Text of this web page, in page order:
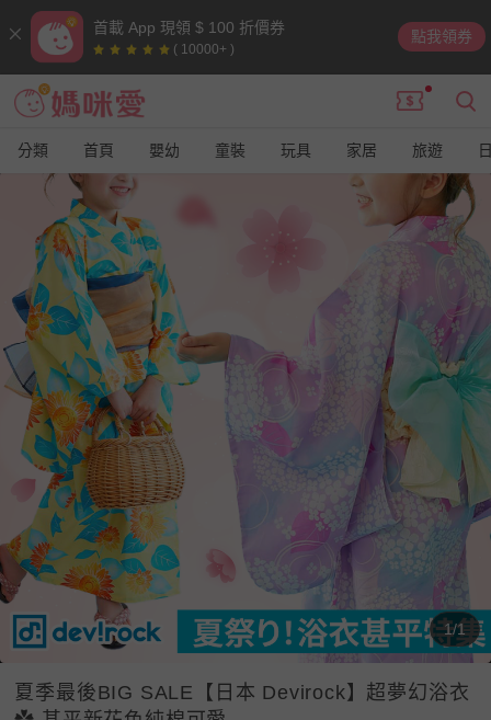
首載 App 現領 $ 100 折價券
( 10000+ )
點我領券
分類 首頁 嬰幼 童裝 玩具 家居 旅遊
1/1
夏季最後BIG SALE【日本 Devirock】超夢幻浴衣